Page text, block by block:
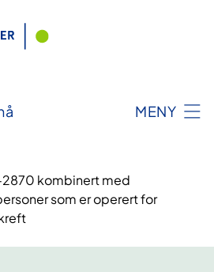
MENY
kombinert med
som er operert for